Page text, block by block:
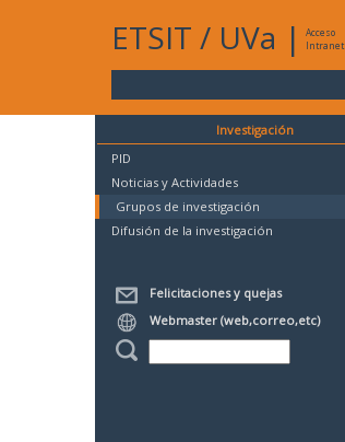
ETSIT / UVa |
Acceso
Intranet
Investigación
PID
Noticias y Actividades
Grupos de investigación
Difusión de la investigación
Felicitaciones y quejas
Webmaster (web,correo,etc)